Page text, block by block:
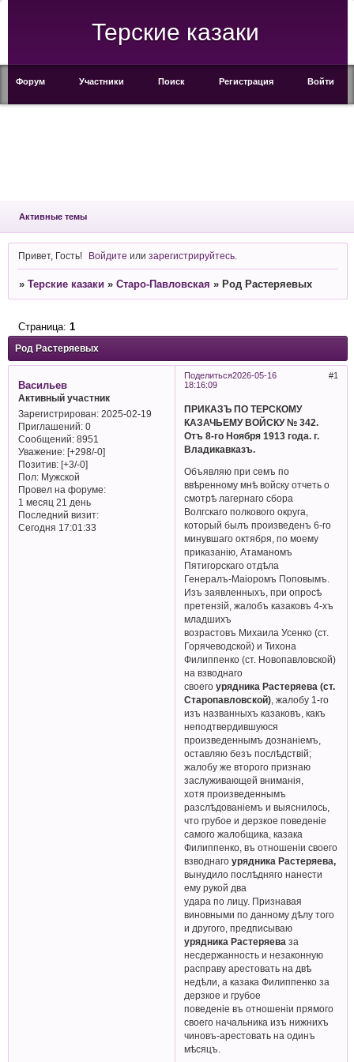
Терские казаки
Форум Участники Поиск Регистрация Войти
Активные темы
Привет, Гость! Войдите илизарегистрируйтесь
» Терские казаки » Старо-Павловская » Род Растеряевых
Род Растеряевых
Страница: 1
Поделиться 1
2026-05-16
18:16:09
Васильев
Активный участник
Зарегистрирован: 2025-02-19
Приглашений:0
Сообщений:8951
Уважение: [+298/-0]
Позитив: [+3/-0]
Пол:Мужской
Провел на форуме:
1 месяц 21 день
Последний визит:
Сегодня 17:01:33
ПРИКАЗЪ ПО ТЕРСКОМУ
КАЗАЧЬЕМУ ВОЙСКУ № 342.
Отъ 8-го Ноября 1913 года. г.
Владикавказъ.
Объявляю при семъ по
ввѣренному мнѣ войску отчеть о
смотрѣ лагернаго сбора
Волгскаго полкового округа,
который былъ произведенъ 6-го
минувшаго октября, по моему
приказанію, Атаманомъ
Пятигорскаго отдѣла
Генералъ-Маіоромъ Поповымъ.
Изъ заявленныхъ, при опросѣ
претензій, жалобъ казаковъ 4-хъ
младшихъ
возрастовъ Михаила Усенко (ст.
Горячеводской) и Тихона
Филиппенко (ст. Новопавловской)
на взводнаго
своегоурядника Растеряева (ст.
Старопавловской) , жалобу 1-го
изъ названныхъ казаковъ, какъ
неподтвердившуюся
произведеннымъ дознаніемъ,
оставляю безъ послѣдствій;
жалобу же второго признаю
заслуживающей вниманія,
хотя произведеннымъ
разслѣдованіемъ и выяснилось,
что грубое и дерзкое поведеніе
самого жалобщика, казака
Филиппенко, въ отношеніи своего
взводнагоурядника Растеряева,
вынудило послѣдняго нанести
ему рукой два
удара по лицу. Признавая
виновными по данному дѣлу того
и другого, предписываю
урядника Растеряеваза
несдержанность и незаконную
расправу арестовать на двѣ
недѣли, а казака Филиппенко за
дерзкое и грубое
поведеніе въ отношеніи прямого
своего начальника изъ нижнихъ
чиновъ-арестовать на одинъ
мѣсяцъ.